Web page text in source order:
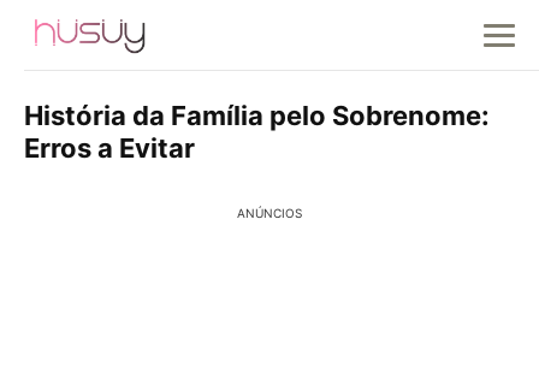
História da Família pelo Sobrenome:
Erros a Evitar
ANÚNCIOS